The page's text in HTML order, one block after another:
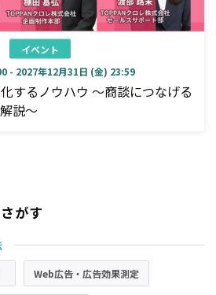
イベント
- 2027年12月31日 (金) 23:59
するノウハウ ～商談につなげる
説～
がす
Web広告・広告効果測定